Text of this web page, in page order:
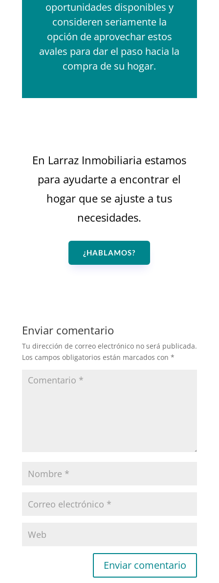
oportunidades disponibles y
consideren seriamente la
opción de aprovechar estos
avales para dar el paso hacia la
compra de su hogar.
En Larraz Inmobiliaria estamos
para ayudarte a encontrar el
hogar que se ajuste a tus
necesidades.
¿HABLAMOS?
Enviar comentario
Tu dirección de correo electrónico no será publicada.
Los campos obligatorios están marcados con *